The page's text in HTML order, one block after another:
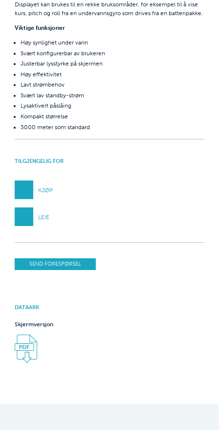
Displayet kan brukes til en rekke bruksområder, for eksempel til å vise
kurs, pitch og roll fra en undervannsgyro som drives fra en batteripakke.
Viktige funksjoner
Høy synlighet under vann
Svært konfigurerbar av brukeren
Justerbar lysstyrke på skjermen
Høy effektivitet
Lavt strømbehov
Svært lav standby-strøm
Lysaktivert påslåing
Kompakt størrelse
3000 meter som standard
TILGJENGELIG FOR
KJØP
LEIE
SEND FORESPØRSEL
DATAARK
Skjermversjon